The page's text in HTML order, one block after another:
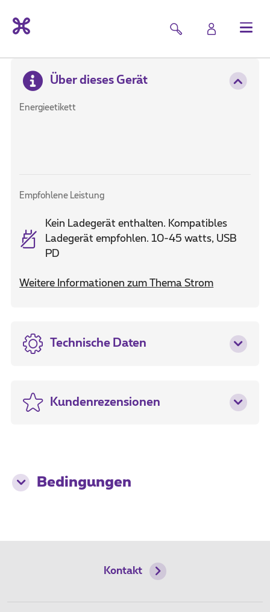
Über dieses Gerät
Energieetikett
Empfohlene Leistung
Kein Ladegerät enthalten. Kompatibles
Ladegerät empfohlen. 10-45 watts, USB
PD
Weitere Informationen zum Thema Strom
Technische Daten
Kundenrezensionen
Bedingungen
Kontakt